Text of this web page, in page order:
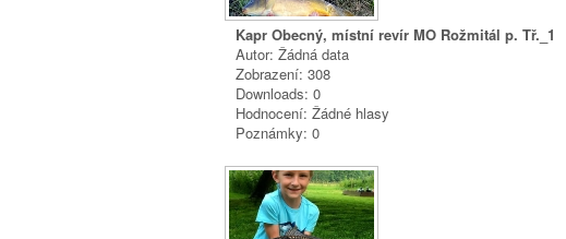
Kapr Obecný, místní revír MO Rožmitál p. Tř._1
Autor: Žádná data
Zobrazení: 308
Downloads: 0
Hodnocení: Žádné hlasy
Poznámky: 0